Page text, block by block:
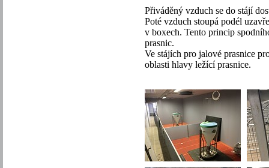
Přiváděný vzduch se do stájí
Poté vzduch stoupá podél
v boxech. Tento princip
prasnic.
Ve stájích pro jalové prasnice
oblasti hlavy ležící prasnice.